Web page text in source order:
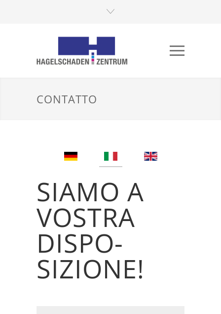
CONTATTO
SIAMO A
VOSTRA
DISPO­
SIZIONE!